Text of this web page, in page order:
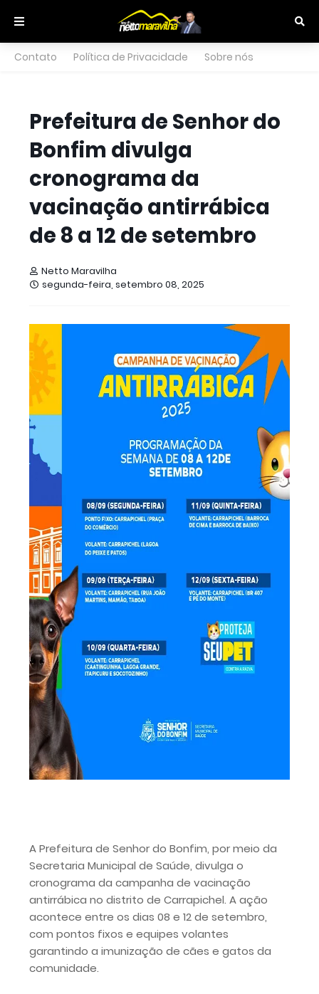
Contato Política de Privacidade Sobre nós
Prefeitura de Senhor do
Bonfim divulga
cronograma da
vacinação antirrábica
de 8 a 12 de setembro
Netto Maravilha
segunda-feira, setembro 08, 2025
A Prefeitura de Senhor do Bonfim, por meio da
Secretaria Municipal de Saúde, divulga o
cronograma da campanha de vacinação
antirrábica no distrito de Carrapichel. A ação
acontece entre os dias 08 e 12 de setembro,
com pontos fixos e equipes volantes
garantindo a imunização de cães e gatos da
comunidade.